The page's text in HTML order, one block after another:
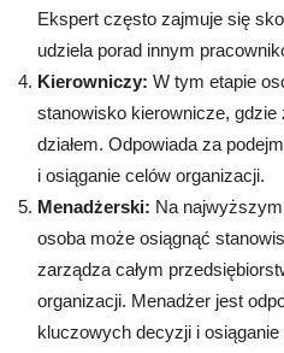
Ekspert często zajmuje się
udziela porad innym
Kierowniczy: W tym etapie
stanowisko kierownicze, gdzie
działem. Odpowiada za
i osiąganie celów organizacji.
Menadżerski: Na
osoba może osiągnąć
zarządza całym
organizacji. Menadżer jest
kluczowych decyzji i